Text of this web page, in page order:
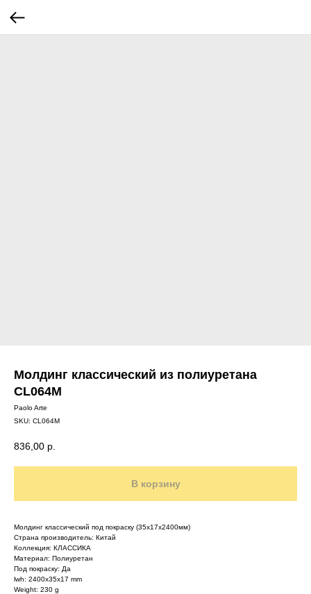
Молдинг классический из полиуретана
CL064M
Paolo Arte
SKU: CL064M
836,00 р.
В корзину
Молдинг классический под покраску (35х17x2400мм)
Страна производитель: Китай
Коллекция: КЛАССИКА
Материал: Полиуретан
Под покраску: Да
lwh: 2400x35x17 mm
Weight: 230 g